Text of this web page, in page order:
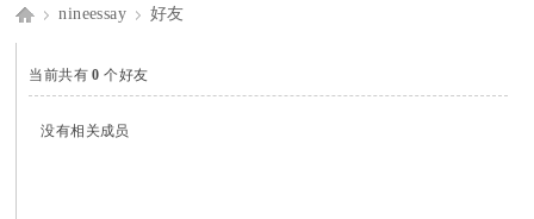
nineessay 好友
当前共有0 个好友
没有相关成员